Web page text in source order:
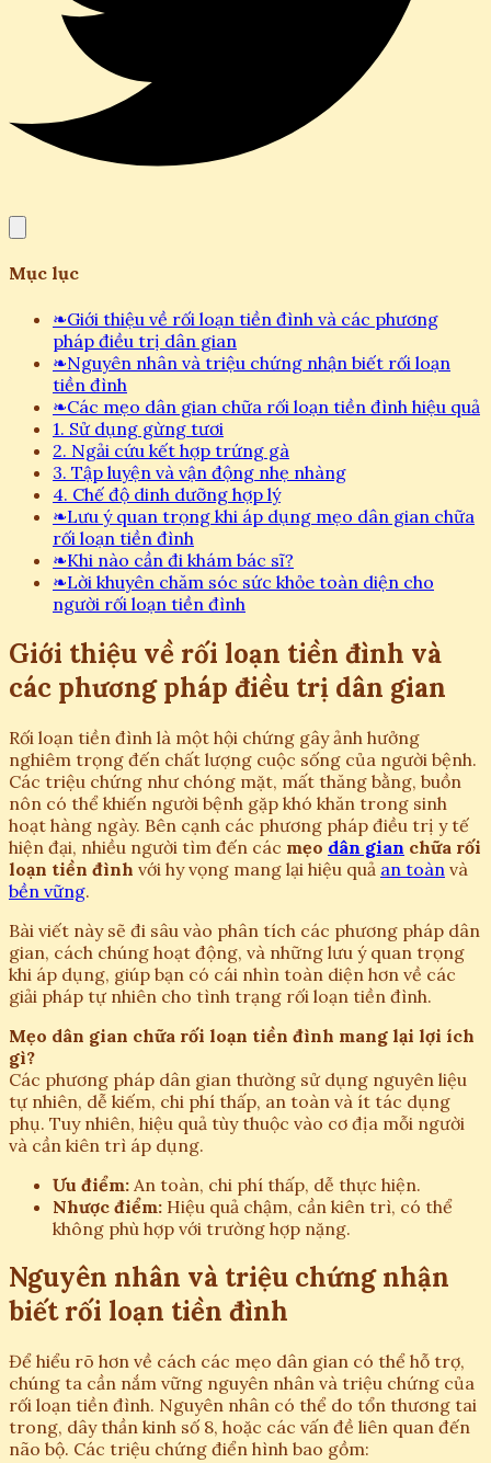
Mục lục
❧Giới thiệu về rối loạn tiền đình và các phương
pháp điều trị dân gian
❧Nguyên nhân và triệu chứng nhận biết rối loạn
tiền đình
❧Các mẹo dân gian chữa rối loạn tiền đình hiệu quả
1. Sử dụng gừng tươi
2. Ngải cứu kết hợp trứng gà
3. Tập luyện và vận động nhẹ nhàng
4. Chế độ dinh dưỡng hợp lý
❧Lưu ý quan trọng khi áp dụng mẹo dân gian chữa
rối loạn tiền đình
❧Khi nào cần đi khám bác sĩ?
❧Lời khuyên chăm sóc sức khỏe toàn diện cho
người rối loạn tiền đình
Giới thiệu về rối loạn tiền đình và
các phương pháp điều trị dân gian
Rối loạn tiền đình là một hội chứng gây ảnh hưởng
nghiêm trọng đến chất lượng cuộc sống của người bệnh.
Các triệu chứng như chóng mặt, mất thăng bằng, buồn
nôn có thể khiến người bệnh gặp khó khăn trong sinh
hoạt hàng ngày. Bên cạnh các phương pháp điều trị y tế
hiện đại, nhiều người tìm đến các mẹo dân gian chữa rối
loạn tiền đình với hy vọng mang lại hiệu quả an toàn và
bền vững.
Bài viết này sẽ đi sâu vào phân tích các phương pháp dân
gian, cách chúng hoạt động, và những lưu ý quan trọng
khi áp dụng, giúp bạn có cái nhìn toàn diện hơn về các
giải pháp tự nhiên cho tình trạng rối loạn tiền đình.
Mẹo dân gian chữa rối loạn tiền đình mang lại lợi ích
gì?
Các phương pháp dân gian thường sử dụng nguyên liệu
tự nhiên, dễ kiếm, chi phí thấp, an toàn và ít tác dụng
phụ. Tuy nhiên, hiệu quả tùy thuộc vào cơ địa mỗi người
và cần kiên trì áp dụng.
Ưu điểm: An toàn, chi phí thấp, dễ thực hiện.
Nhược điểm: Hiệu quả chậm, cần kiên trì, có thể
không phù hợp với trường hợp nặng.
Nguyên nhân và triệu chứng nhận
biết rối loạn tiền đình
Để hiểu rõ hơn về cách các mẹo dân gian có thể hỗ trợ,
chúng ta cần nắm vững nguyên nhân và triệu chứng của
rối loạn tiền đình. Nguyên nhân có thể do tổn thương tai
trong, dây thần kinh số 8, hoặc các vấn đề liên quan đến
não bộ. Các triệu chứng điển hình bao gồm: